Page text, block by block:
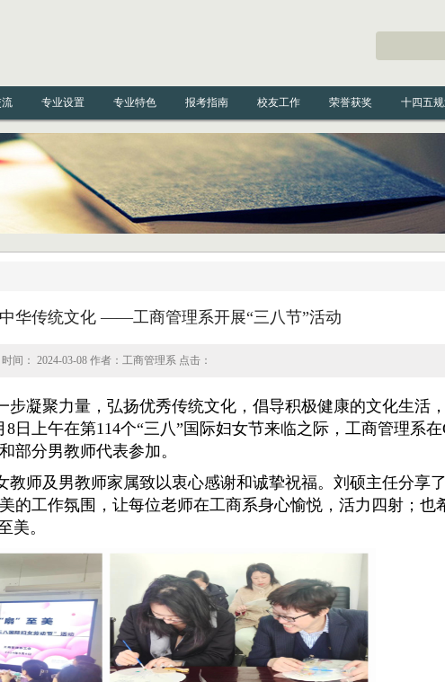
专业设置 专业特色 报考指南 校友工作 荣誉获奖 十四五规
华传统文化 ——工商管理系开展“三八节”活动
时间： 2024-03-08 作者：工商管理系 点击：
凝聚力量，弘扬优秀传统文化，倡导积极健康的文化生活，
8日上午在第114个“三八”国际妇女节来临之际，工商管理系在
部分男教师代表参加。
师及男教师家属致以衷心感谢和诚挚祝福。刘硕主任分享
的工作氛围，让每位老师在工商系身心愉悦，活力四射；也
美。